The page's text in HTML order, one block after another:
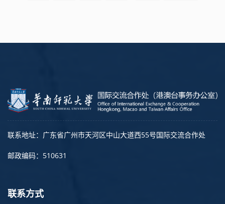
联系地址：广东省广州市天河区中山大道西55号国际交流合作处
邮政编码：510631
联系方式